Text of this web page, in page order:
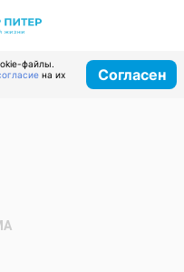
файлы.
на их
Согласен